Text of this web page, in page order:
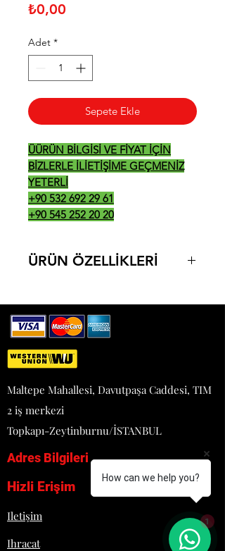
₺0,00
Adet *
Sepete Ekle
ÜÜRÜN BİLGİSİ VE FİYAT İÇİN
BİZLERLE İLİETİŞİME GEÇMENİZ
YETERLİ
+90 532 692 29 61
+90 545 252 20 20
ÜRÜN ÖZELLİKLERİ
ÜRÜN ÖLÇÜLERİ 800*700*850
380V-50Hz / 16KW
97 KG
4+1 FIRIN
PASLANMAZ ÇELİK GÖVDE
PLEYTER ÜÇ KADEMELİ
OLARAK ÇALIŞIR
HER BİR ISITICI PLEYT
BİRBİRİNDEN BAĞIMSIZ
EKONOMİSİ SAĞLAR
Maltepe Mahallesi, Davutpaşa Caddesi, TIM
2 iş merkezi
Topkapı-Zeytinburnu/İSTANBUL
Adres Bilgileri
Hizli Erişim
Iletişim
Ihracat
How can we help you?
1